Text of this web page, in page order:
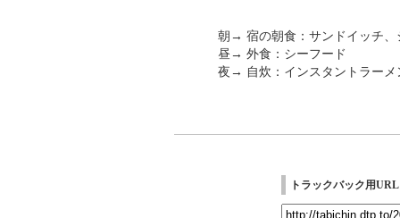
朝→ 宿の朝食：サンドイッチ、
昼→ 外食：シーフード
夜→ 自炊：インスタントラーメ
トラックバック用URL